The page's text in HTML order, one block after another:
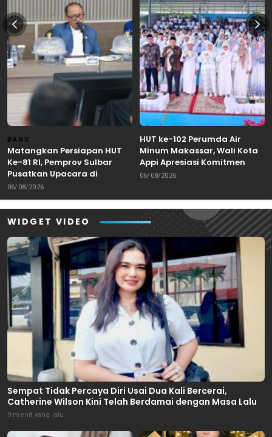
BARU
Matangkan Persiapan HUT
Ke-81 RI, Pemprov Sulbar
Pusatkan Upacara di
Lapangan Ahmad Kirang
Mamuju
06/08/2026
HUT ke-102 Perumda Air
Minum Makassar, Wali Kota
Appi Apresiasi Komitmen
Tingkatkan Pelayanan Air
06/08/2026
WIDGET VIDEO
Sempat Tidak Percaya Diri Usai Dua Kali Bercerai,
Catherine Wilson Kini Telah Berdamai dengan Masa Lalu
9 menit yang lalu